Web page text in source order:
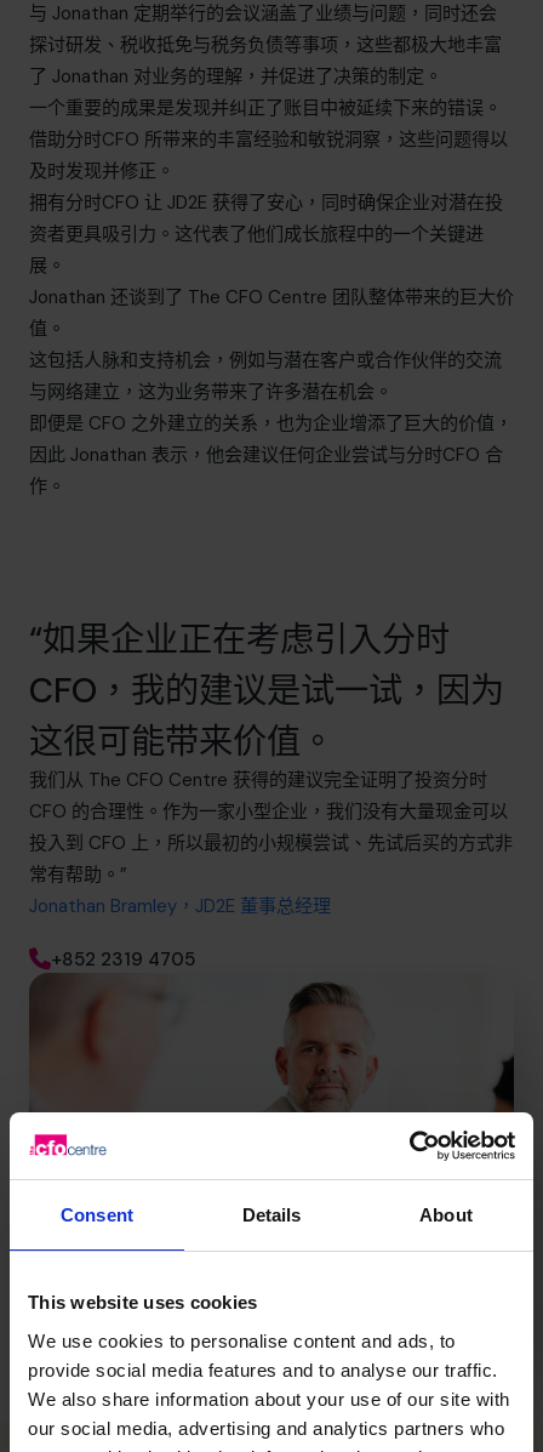
Consent Details About
This website uses cookies
We use cookies to personalise content and ads, to
provide social media features and to analyse our traffic.
We also share information about your use of our site with
our social media, advertising and analytics partners who
与 Jonathan 定期举行的会议涵盖了业绩与问题，同时还会
探讨研发、税收抵免与税务负债等事项，这些都极大地丰富
了 Jonathan 对业务的理解，并促进了决策的制定。
一个重要的成果是发现并纠正了账目中被延续下来的错误。
借助分时CFO 所带来的丰富经验和敏锐洞察，这些问题得以
及时发现并修正。
拥有分时CFO 让 JD2E 获得了安心，同时确保企业对潜在投
资者更具吸引力。这代表了他们成长旅程中的一个关键进
展。
Jonathan 还谈到了 The CFO Centre 团队整体带来的巨大价
值。
这包括人脉和支持机会，例如与潜在客户或合作伙伴的交流
与网络建立，这为业务带来了许多潜在机会。
即便是 CFO 之外建立的关系，也为企业增添了巨大的价值，
因此 Jonathan 表示，他会建议任何企业尝试与分时CFO 合
作。
“如果企业正在考虑引入分时
CFO，我的建议是试一试，因为
这很可能带来价值。
我们从 The CFO Centre 获得的建议完全证明了投资分时
CFO 的合理性。作为一家小型企业，我们没有大量现金可以
投入到 CFO 上，所以最初的小规模尝试、先试后买的方式非
常有帮助。”
Jonathan Bramley，JD2E 董事总经理
+852 2319 4705